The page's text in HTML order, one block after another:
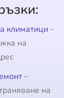
климатици –
на
–
на